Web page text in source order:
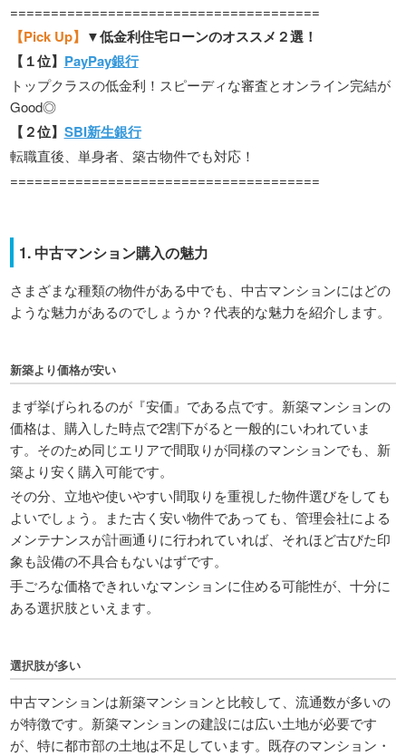
======================================
【Pick Up】 ▼低金利住宅ローンのオススメ２選！
【１位】 PayPay銀行
トップクラスの低金利！スピーディな審査とオンライン完結が
Good◎
【２位】 SBI新生銀行
転職直後、単身者、築古物件でも対応！
======================================
1. 中古マンション購入の魅力
さまざまな種類の物件がある中でも、中古マンションにはどの
ような魅力があるのでしょうか？代表的な魅力を紹介します。
新築より価格が安い
まず挙げられるのが『安価』である点です。新築マンションの
価格は、購入した時点で2割下がると一般的にいわれていま
す。そのため同じエリアで間取りが同様のマンションでも、新
築より安く購入可能です。
その分、立地や使いやすい間取りを重視した物件選びをしても
よいでしょう。また古く安い物件であっても、管理会社による
メンテナンスが計画通りに行われていれば、それほど古びた印
象も設備の不具合もないはずです。
手ごろな価格できれいなマンションに住める可能性が、十分に
ある選択肢といえます。
選択肢が多い
中古マンションは新築マンションと比較して、流通数が多いの
が特徴です。新築マンションの建設には広い土地が必要です
が、特に都市部の土地は不足しています。既存のマンション・